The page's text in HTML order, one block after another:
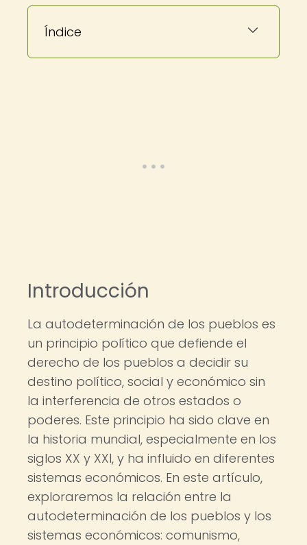
Índice
Introducción
La autodeterminación de los pueblos es
un principio político que defiende el
derecho de los pueblos a decidir su
destino político, social y económico sin
la interferencia de otros estados o
poderes. Este principio ha sido clave en
la historia mundial, especialmente en los
siglos XX y XXI, y ha influido en diferentes
sistemas económicos. En este artículo,
exploraremos la relación entre la
autodeterminación de los pueblos y los
sistemas económicos: comunismo,